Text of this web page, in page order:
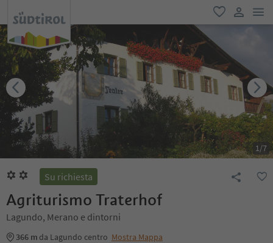
favoriti
user link
1/7
Su richiesta
Agriturismo Traterhof
Lagundo, Merano e dintorni
366 m da Lagundo centro Mostra Mappa